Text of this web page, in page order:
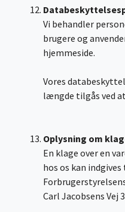
Vi behandler
brugere og
hjemmeside.
Vores
længde tilgås ved
Oplysning om
En klage over en
hos os kan
Carl Jacobsens Vej